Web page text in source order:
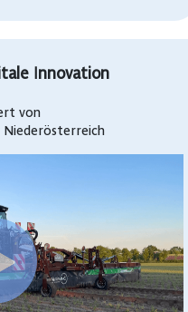
Innovation
von
Niederösterreich